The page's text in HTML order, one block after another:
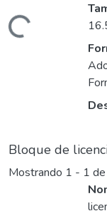
Bloque de
Mostrando 1 - 1